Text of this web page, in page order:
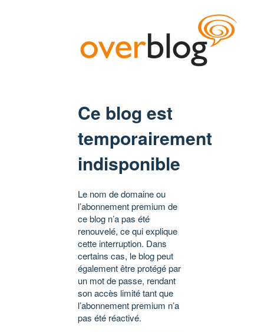
Ce blog est
temporairement
indisponible
Le nom de domaine ou
l’abonnement premium de
ce blog n’a pas été
renouvelé, ce qui explique
cette interruption. Dans
certains cas, le blog peut
également être protégé par
un mot de passe, rendant
son accès limité tant que
l’abonnement premium n’a
pas été réactivé.